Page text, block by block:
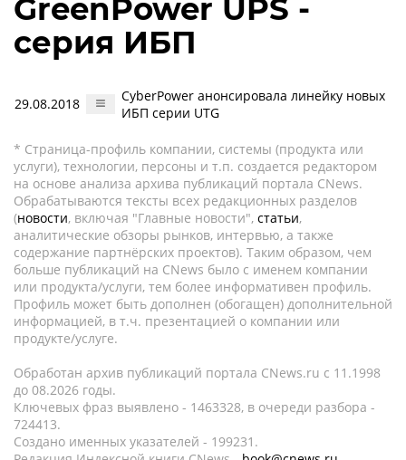
GreenPower UPS -
серия ИБП
29.08.2018
CyberPower анонсировала линейку новых
ИБП серии UTG
* Страница-профиль компании, системы (продукта или
услуги), технологии, персоны и т.п. создается редактором
на основе анализа архива публикаций портала CNews.
Обрабатываются тексты всех редакционных разделов
(новости, включая "Главные новости", статьи,
аналитические обзоры рынков, интервью, а также
содержание партнёрских проектов). Таким образом, чем
больше публикаций на CNews было с именем компании
или продукта/услуги, тем более информативен профиль.
Профиль может быть дополнен (обогащен) дополнительной
информацией, в т.ч. презентацией о компании или
продукте/услуге.
Обработан архив публикаций портала CNews.ru c 11.1998
до 08.2026 годы.
Ключевых фраз выявлено - 1463328, в очереди разбора -
724413.
Создано именных указателей - 199231.